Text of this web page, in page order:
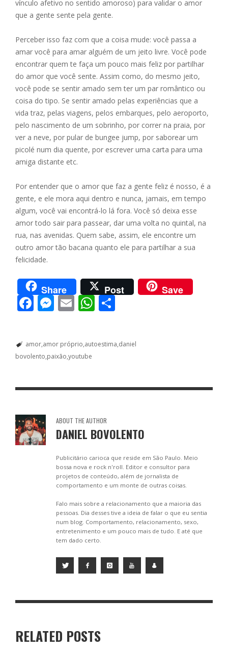
vínculo afetivo no sentido amoroso) para validar o amor
que a gente sente pela gente.
Perceber isso faz com que a coisa mude: você passa a
amar você para amar alguém de um jeito livre. Você pode
encontrar quem te faça um pouco mais feliz por partilhar
do amor que você sente. Assim como, do mesmo jeito,
você pode se sentir amado sem ter um par romântico ou
coisa do tipo. Se sentir amado pelas experiências que a
vida traz, pelas viagens, pelos embarques, pelo aeroporto,
pelo nascimento de um sobrinho, por correr na praia, por
ver a neve, por pular de bungee jump, por saborear um
picolé num dia quente, por escrever uma carta para uma
amiga distante etc.
Por entender que o amor que faz a gente feliz é nosso, é a
gente, e ele mora aqui dentro e nunca, jamais, em tempo
algum, você vai encontrá-lo lá fora. Você só deixa esse
amor todo sair para passear, dar uma volta no quintal, na
rua, nas avenidas. Quem sabe, assim, ele encontre um
outro amor tão bacana quanto ele para partilhar a sua
felicidade.
Share Post Save
F
b
o
M
ss
e
g
E
l
W
s
p
ar
e
amor amor próprio autoestima daniel
bovolento paixão youtube
ABOUT THE AUTHOR
DANIEL BOVOLENTO
Publicitário carioca que reside em São Paulo. Meio
bossa nova e rock n'roll. Editor e consultor para
projetos de conteúdo, além de jornalista de
comportamento e um monte de outras coisas.
Falo mais sobre a relacionamento que a maioria das
pessoas. Dia desses tive a ideia de falar o que eu sentia
num blog. Comportamento, relacionamento, sexo,
entretenimento e um pouco mais de tudo. E até que
tem dado certo.
RELATED POSTS